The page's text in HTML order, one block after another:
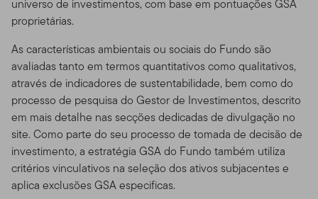
universo de investimentos, com base em pontuações GSA
proprietárias.
As características ambientais ou sociais do Fundo são
avaliadas tanto em termos quantitativos como qualitativos,
através de indicadores de sustentabilidade, bem como do
processo de pesquisa do Gestor de Investimentos, descrito
em mais detalhe nas secções dedicadas de divulgação no
site. Como parte do seu processo de tomada de decisão de
investimento, a estratégia GSA do Fundo também utiliza
critérios vinculativos na seleção dos ativos subjacentes e
aplica exclusões GSA especificas.